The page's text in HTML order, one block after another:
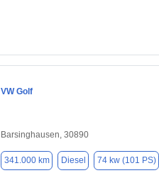
VW Golf
Barsinghausen, 30890
341.000 km Diesel 74 kw (101 PS)